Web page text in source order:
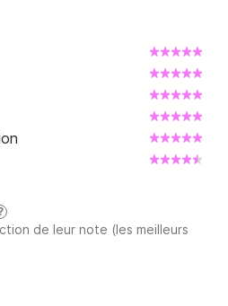
de leur note (les meilleurs